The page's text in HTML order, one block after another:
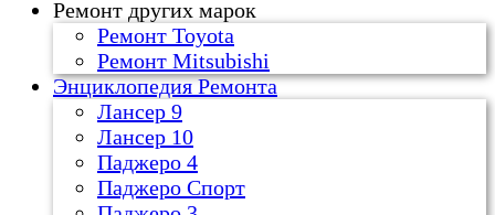
Ремонт других марок
Ремонт Toyota
Ремонт Mitsubishi
Энциклопедия Ремонта
Лансер 9
Лансер 10
Паджеро 4
Паджеро Спорт